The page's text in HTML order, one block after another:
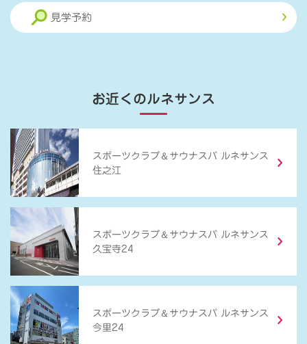
見学予約
お近くのルネサンス
スポーツクラブ ＆ サウナスパ ルネサンス
住之江
スポーツクラブ ＆ サウナスパ ルネサンス
久宝寺24
スポーツクラブ ＆ サウナスパ ルネサンス
今里24